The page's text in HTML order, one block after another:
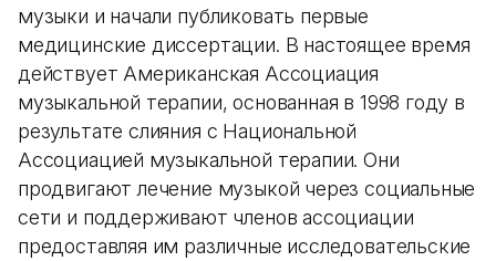
музыки и начали публиковать первые
медицинские диссертации. В настоящее время
действует Американская Ассоциация
музыкальной терапии, основанная в 1998 году в
результате слияния с Национальной
Ассоциацией музыкальной терапии. Они
продвигают лечение музыкой через социальные
сети и поддерживают членов ассоциации
предоставляя им различные исследовательские